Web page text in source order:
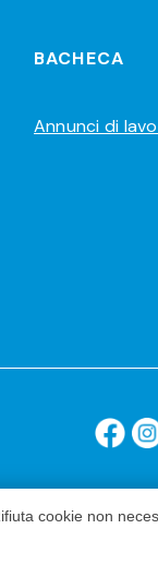
BACHECA
Annunci di
cookie non